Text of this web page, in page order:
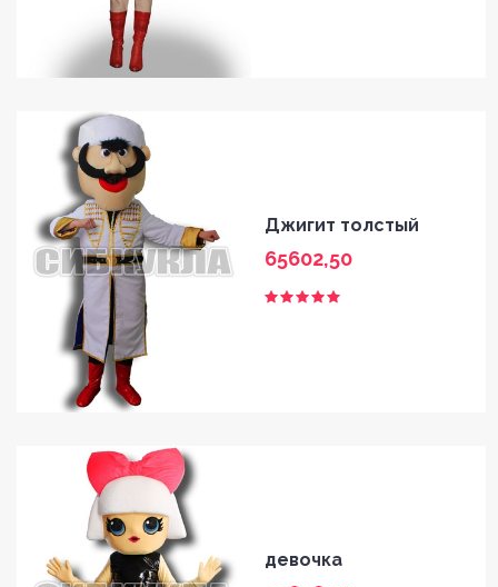
Джигит толстый
65602,50
девочка